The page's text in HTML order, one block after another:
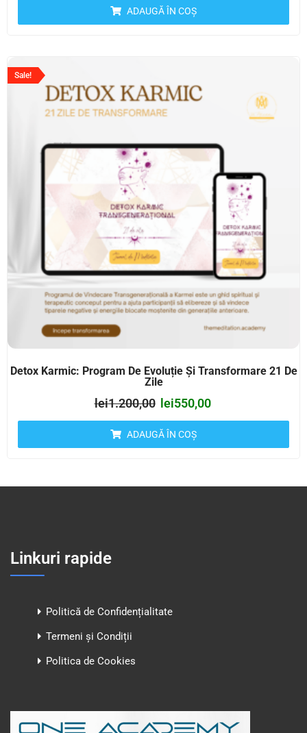
ADAUGĂ ÎN COȘ
Sale!
Detox Karmic: Program De Evoluție Și Transformare 21 De
Zile
lei1.200,00 lei550,00
ADAUGĂ ÎN COȘ
Linkuri rapide
Politică de Confidențialitate
Termeni și Condiții
Politica de Cookies